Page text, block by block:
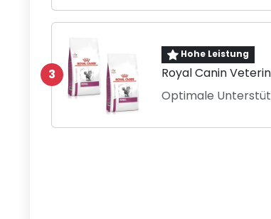
3
Hohe Leistung
Royal Canin
Optimale